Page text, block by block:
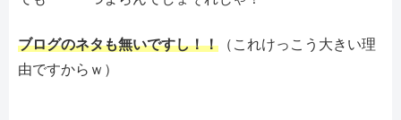
ブログのネタも無いですし！！ （これけっこう大きい理
由ですからｗ）